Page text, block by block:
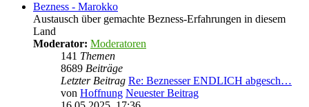
Bezness - Marokko
Austausch über gemachte Bezness-Erfahrungen in diesem
Land
Moderator: Moderatoren
141 Themen
8689 Beiträge
Letzter Beitrag Re: Beznesser ENDLICH abgesch…
von Hoffnung Neuester Beitrag